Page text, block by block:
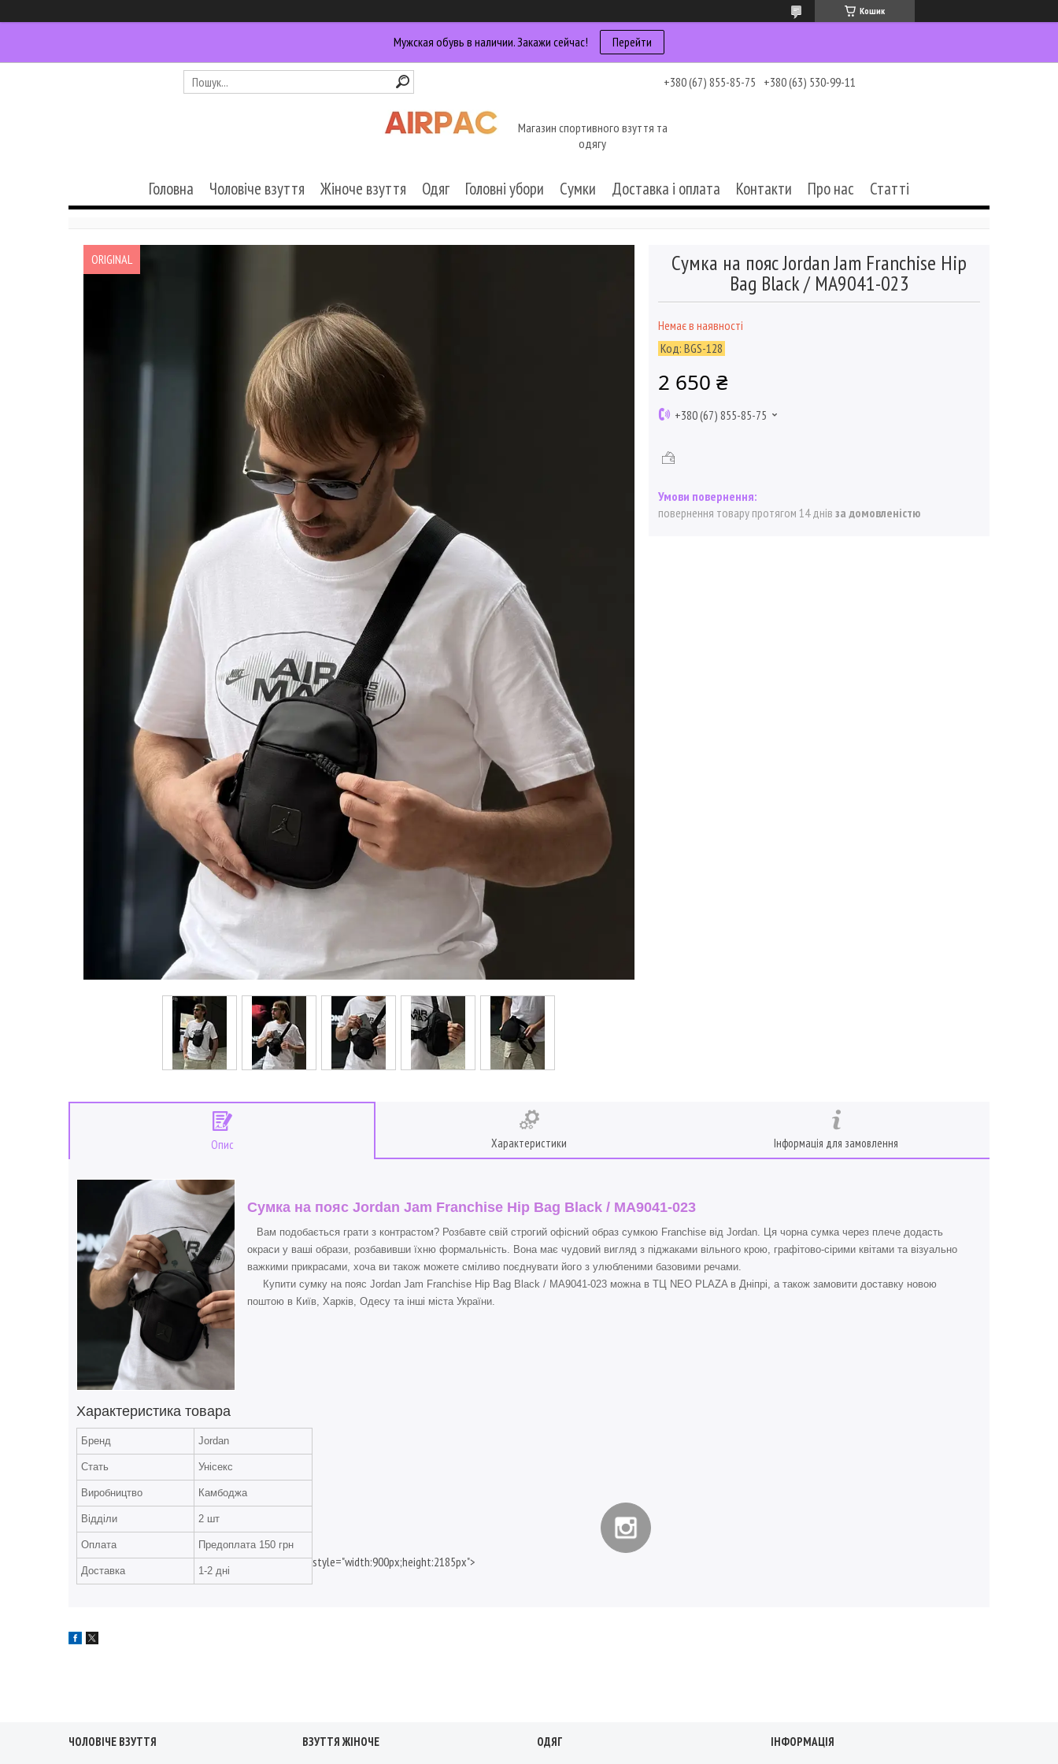
Кошик
Мужская обувь в наличии. Закажи сейчас! Перейти
+380 (67) 855-85-75 +380 (63) 530-99-11
Магазин спортивного взуття та
одягу
Головна Чоловіче взуття Жіноче взуття Одяг Головні убори Сумки Доставка і оплата Контакти Про нас Статті
ORIGINAL Сумка на пояс Jordan Jam Franchise Hip
Bag Black / MA9041-023
Немає в наявності
Код: BGS-128
2 650 ₴
+380 (67) 855-85-75
повернення товару протягом 14 днів за домовленістю
Опис Характеристики Інформація для замовлення
Сумка на пояс Jordan Jam Franchise Hip Bag Black / MA9041-023
Вам подобається грати з контрастом? Розбавте свій строгий офісний образ сумкою Franchise від Jordan. Ця чорна сумка через плече додасть
окраси у ваші образи, розбавивши їхню формальність. Вона має чудовий вигляд з піджаками вільного крою, графітово-сірими квітами та візуально
важкими прикрасами, хоча ви також можете сміливо поєднувати його з улюбленими базовими речами.
Купити сумку на пояс Jordan Jam Franchise Hip Bag Black / MA9041-023 можна в ТЦ NEO PLAZA в Дніпрі, а також замовити доставку новою
поштою в Київ, Харків, Одесу та інші міста України.
Характеристика товара
Бренд Jordan
Стать Унісекс
Виробництво Камбоджа
Відділи 2 шт
Оплата Предоплата 150 грн
Доставка 1-2 дні
style="width:900px;height:2185px">
ЧОЛОВІЧЕ ВЗУТТЯ ВЗУТТЯ ЖІНОЧЕ ОДЯГ ІНФОРМАЦІЯ